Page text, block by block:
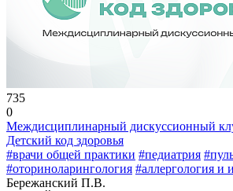
735
0
Междисциплинарный дискуссионный
Детский код здоровья
#врачи общей практики #педиатрия
#оториноларингология #аллергология и
Бережанский П.В.